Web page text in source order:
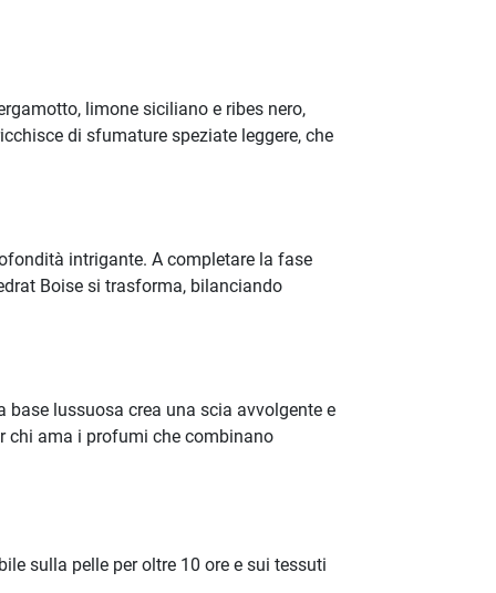
limone siciliano e ribes nero,
di sfumature speziate leggere, che
intrigante. A completare la fase
Boise si trasforma, bilanciando
base lussuosa crea una scia avvolgente e
chi ama i profumi che combinano
sulla pelle per oltre 10 ore e sui tessuti